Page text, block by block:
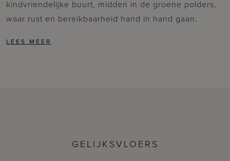
kindvriendelijke buurt, midden in de groene polders,
waar rust en bereikbaarheid hand in hand gaan.
GELIJKSVLOERS